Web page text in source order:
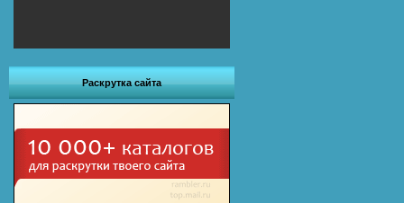
Раскрутка сайта